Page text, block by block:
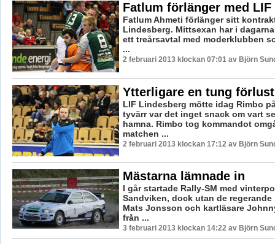
Fatlum förlänger med LIF
Fatlum Ahmeti förlänger sitt
Lindesberg. Mittsexan har i
ett treårsavtal med moderklubben
...
2 februari 2013 klockan 07:01 av Björn
Ytterligare en tung förlust
LIF Lindesberg mötte idag Rimbo
tyvärr var det inget snack om vart
hamna. Rimbo tog kommandot
matchen ...
2 februari 2013 klockan 17:12 av Björn
Mästarna lämnade in
I går startade Rally-SM med
Sandviken, dock utan de regerande
Mats Jonsson och kartläsare
från ...
3 februari 2013 klockan 14:22 av Björn